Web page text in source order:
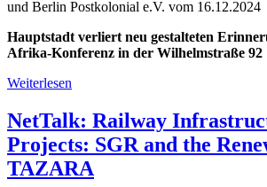
und Berlin Postkolonial e.V. vom 16.12.2024
Hauptstadt verliert neu gestalteten
Afrika-Konferenz in der Wilhelmstraße 92
Weiterlesen
Verlust
des
Erinnerungsortes
zur
Berliner
NetTalk: Railway
Projects: SGR and the
TAZARA